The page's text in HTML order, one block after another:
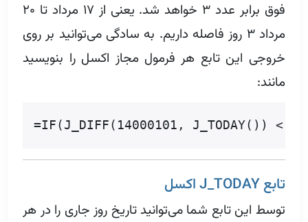
فوق برابر عدد ۳ خواهد شد. یعنی از ۱۷ مرداد تا ۲۰
مرداد ۳ روز فاصله داریم. به سادگی می‌توانید بر روی
خروجی این تابع هر فرمول مجاز اکسل را بنویسید
مانند:
=IF(J_DIFF(14000101, J_TODAY())
تابع J_TODAY اکسل
توسط این تابع شما می‌توانید تاریخ روز جاری را در هر